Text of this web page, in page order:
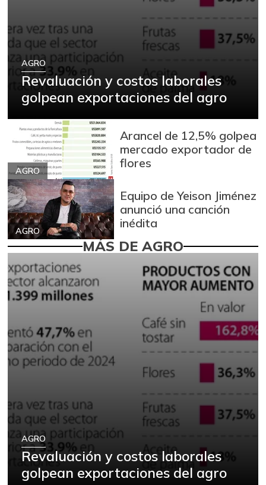
AGRO
Revaluación y costos laborales
golpean exportaciones del agro
AGRO
Arancel de 12,5% golpea
mercado exportador de
flores
AGRO
Equipo de Yeison Jiménez
anunció una canción
inédita
MÁS DE AGRO
AGRO
Revaluación y costos laborales
golpean exportaciones del agro